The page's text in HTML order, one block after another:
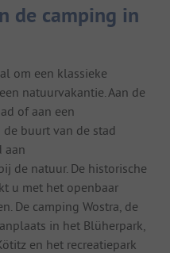
de camping in
om een klassieke
natuurvakantie. Aan de
of aan een
buurt van de stad
aan
de natuur. De historische
u met het openbaar
De camping Wostra, de
in het Blüherpark,
en het recreatiepark